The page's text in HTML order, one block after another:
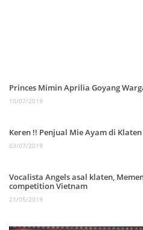
Princes Mimin Aprilia Goyang
10/07/2019
Keren !! Penjual Mie Ayam di
03/07/2019
Vocalista Angels asal klaten,
competition Vietnam
21/05/2019